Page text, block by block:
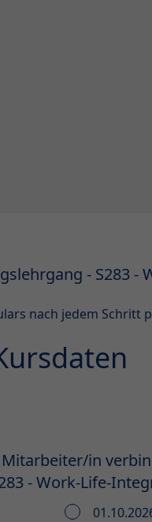
- S283 -
nach jedem
in
- Work-Life-